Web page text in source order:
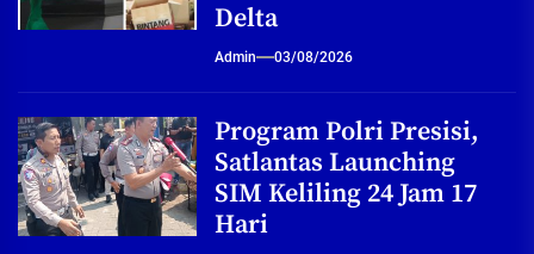
Delta
Admin 03/08/2026
Program Polri Presisi,
Satlantas Launching
SIM Keliling 24 Jam 17
Hari